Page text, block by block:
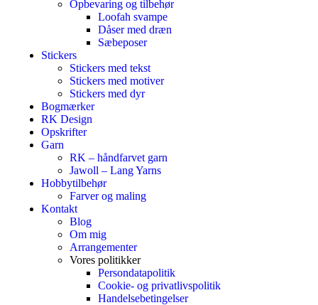
Opbevaring og tilbehør
Loofah svampe
Dåser med dræn
Sæbeposer
Stickers
Stickers med tekst
Stickers med motiver
Stickers med dyr
Bogmærker
RK Design
Opskrifter
Garn
RK – håndfarvet garn
Jawoll – Lang Yarns
Hobbytilbehør
Farver og maling
Kontakt
Blog
Om mig
Arrangementer
Vores politikker
Persondatapolitik
Cookie- og privatlivspolitik
Handelsebetingelser